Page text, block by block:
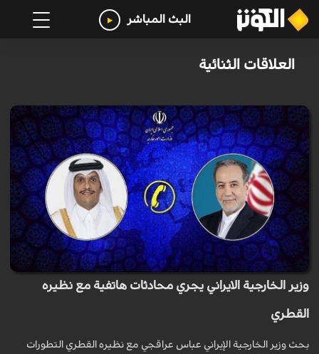
البث المباشر
العلاقات الثنائية
وزير الخارجية الايراني يجري محادثات هاتفية مع نظيره
القطري
بحث وزير الخارجية الإيراني عباس عراقجي مع نظيره القطري التطورات